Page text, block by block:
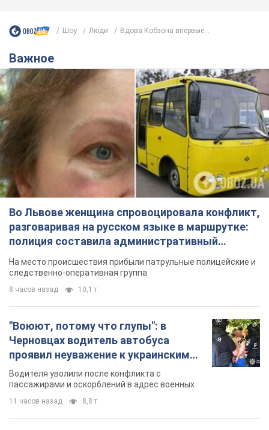
Шоу Люди Вдова Кобзона впервые...
Важное
Во Львове женщина спровоцировала конфликт,
разговаривая на русском языке в маршрутке:
полиция составила административный
протокол. Видео
На место происшествия прибыли патрульные полицейские и
следственно-оперативная группа
8 часов назад 10,1 т.
"Воюют, потому что глупы": в
Черновцах водитель автобуса
проявил неуважение к украинским
военным и поплатился за это.
Видео
Водителя уволили после конфликта с
пассажирами и оскорблений в адрес военных
11 часов назад 8,8 т.